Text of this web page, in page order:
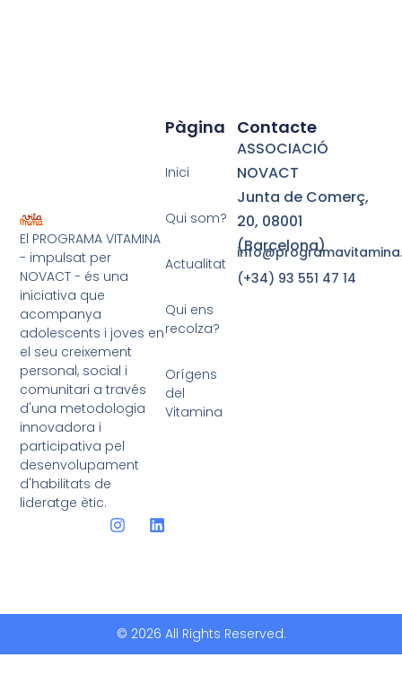
El PROGRAMA VITAMINA
- impulsat per
NOVACT - és una
iniciativa que
acompanya
adolescents i joves en
el seu creixement
personal, social i
comunitari a través
d'una metodologia
innovadora i
participativa pel
desenvolupament
d'habilitats de
lideratge ètic.
Pàgina
Inici
Qui som?
Actualitat
Qui ens
recolza?
Orígens
del
Vitamina
Contacte
ASSOCIACIÓ
NOVACT
Junta de Comerç,
20, 08001
(Barcelona)
(+34) 93 551 47 14
© 2026 All Rights Reserved.